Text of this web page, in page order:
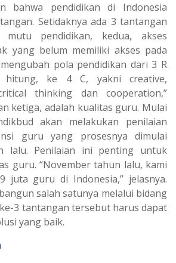
bahwa pendidikan di Indonesia
Setidaknya ada 3 tantangan
mutu pendidikan, kedua, akses
yang belum memiliki akses pada
mengubah pola pendidikan dari 3 R
ke 4 C, yakni creative,
thinking dan cooperation,”
ketiga, adalah kualitas guru. Mulai
akan melakukan penilaian
guru yang prosesnya dimulai
lalu. Penilaian ini penting untuk
guru. “November tahun lalu, kami
juta guru di Indonesia,” jelasnya.
salah satunya melalui bidang
3 tantangan tersebut harus dapat
yang baik.